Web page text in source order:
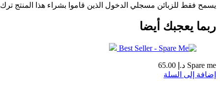
يسمح فقط للزبائن مسجلي الدخول الذين قاموا بشراء هذا المنتج
ربما يعجبك أيضا
Spare me د.إ
إضافة إلى السلة